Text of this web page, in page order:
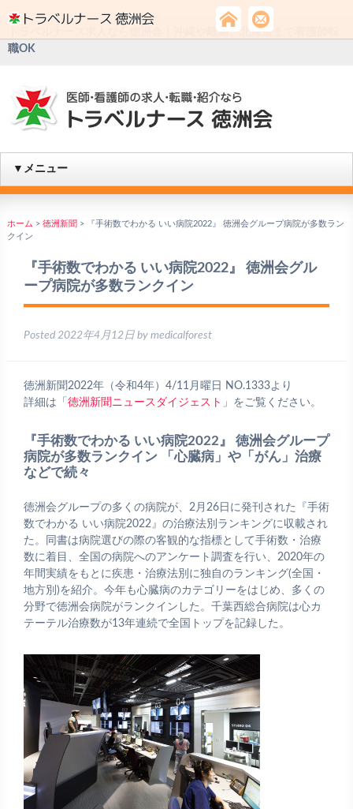
トラベルナース求人なら徳洲会！沖縄や離島、北海道まで看護師転
職OK
▼メニュー
ホーム > 徳洲新聞 >
『手術数でわかる いい病院2022』 徳洲会グループ病院が多数ラン
クイン
『手術数でわかる いい病院2022』 徳洲会グル
ープ病院が多数ランクイン
Posted 2022年4月12日 by medicalforest
徳洲新聞2022年（令和4年）4/11月曜日 NO.1333より
詳細は「 徳洲新聞ニュースダイジェスト 」をご覧ください。
『手術数でわかる いい病院2022』 徳洲会グループ
病院が多数ランクイン 「心臓病」や「がん」治療
などで続々
徳洲会グループの多くの病院が、2月26日に発刊された『手術
数でわかる いい病院2022』の治療法別ランキングに収載され
た。同書は病院選びの際の客観的な指標として手術数・治療
数に着目、全国の病院へのアンケート調査を行い、2020年の
年間実績をもとに疾患・治療法別に独自のランキング(全国・
地方別)を紹介。今年も心臓病のカテゴリーをはじめ、多くの
分野で徳洲会病院がランクインした。千葉西総合病院は心カ
テーテル治療数が13年連続で全国トップを記録した。